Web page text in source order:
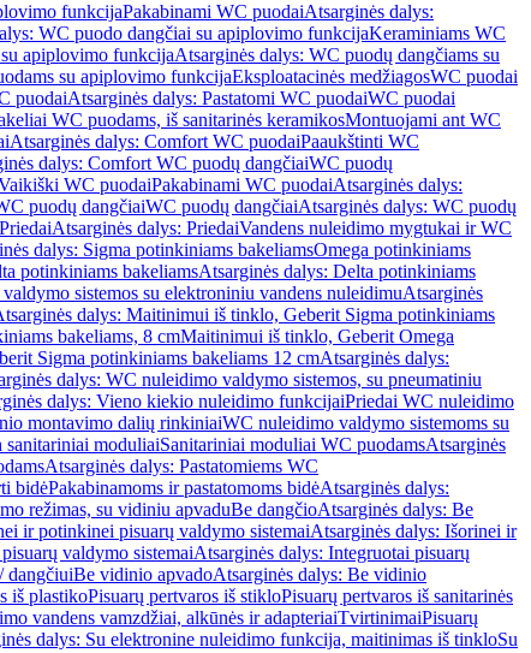
funkcijaPakabinami WC puodaiAtsarginės dalys:
WC puodo dangčiai su apiplovimo funkcijaKeraminiams WC
apiplovimo funkcijaAtsarginės dalys: WC puodų dangčiams su
su apiplovimo funkcijaEksploatacinės medžiagosWC puodai
puodaiAtsarginės dalys: Pastatomi WC puodaiWC puodai
WC puodams, iš sanitarinės keramikosMontuojami ant WC
Atsarginės dalys: Comfort WC puodaiPaaukštinti WC
dalys: Comfort WC puodų dangčiaiWC puodų
WC puodaiPakabinami WC puodaiAtsarginės dalys:
puodų dangčiaiWC puodų dangčiaiAtsarginės dalys: WC puodų
PriedaiAtsarginės dalys: PriedaiVandens nuleidimo mygtukai ir WC
dalys: Sigma potinkiniams bakeliamsOmega potinkiniams
potinkiniams bakeliamsAtsarginės dalys: Delta potinkiniams
sistemos su elektroniniu vandens nuleidimuAtsarginės
dalys: Maitinimui iš tinklo, Geberit Sigma potinkiniams
bakeliams, 8 cmMaitinimui iš tinklo, Geberit Omega
Sigma potinkiniams bakeliams 12 cmAtsarginės dalys:
dalys: WC nuleidimo valdymo sistemos, su pneumatiniu
dalys: Vieno kiekio nuleidimo funkcijaiPriedai WC nuleidimo
montavimo dalių rinkiniaiWC nuleidimo valdymo sistemoms su
moduliaiSanitariniai moduliai WC puodamsAtsarginės
Atsarginės dalys: Pastatomiems WC
bidėPakabinamoms ir pastatomoms bidėAtsarginės dalys:
režimas, su vidiniu apvaduBe dangčioAtsarginės dalys: Be
ir potinkinei pisuarų valdymo sistemaiAtsarginės dalys: Išorinei ir
valdymo sistemaiAtsarginės dalys: Integruotai pisuarų
dangčiuiBe vidinio apvadoAtsarginės dalys: Be vidinio
iš plastikoPisuarų pertvaros iš stikloPisuarų pertvaros iš sanitarinės
vandens vamzdžiai, alkūnės ir adapteriaiTvirtinimaiPisuarų
dalys: Su elektronine nuleidimo funkcija, maitinimas iš tinkloSu